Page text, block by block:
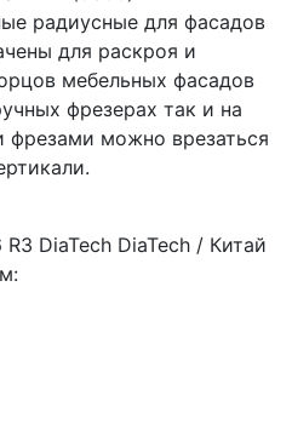
радиусные для фасадов
для раскроя и
мебельных фасадов
фрезерах так и на
можно врезаться
DiaTech DiaTech / Китай